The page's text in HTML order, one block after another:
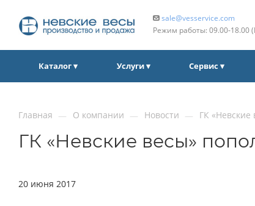
sale@vesservice.com
Режим работы: 09.00‑18.00
Каталог ▾ Услуги ▾ Сервис ▾
Главная — О компании — Новости — ГК
ГК «Невские весы»
20 июня 2017